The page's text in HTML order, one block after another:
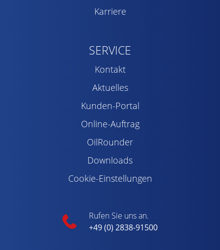
Karriere
SERVICE
Kontakt
Aktuelles
Kunden-Portal
Online-Auftrag
OilRounder
Downloads
Cookie-Einstellungen
Rufen Sie uns an.
+49 (0) 2838-91500